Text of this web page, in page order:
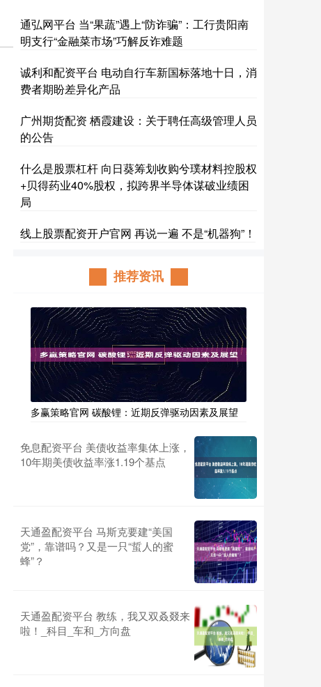
通弘网平台 当“果蔬”遇上“防诈骗”：工行贵阳南
明支行“金融菜市场”巧解反诈难题
诚利和配资平台 电动自行车新国标落地十日，消
费者期盼差异化产品
广州期货配资 栖霞建设：关于聘任高级管理人员
的公告
什么是股票杠杆 向日葵筹划收购兮璞材料控股权
+贝得药业40%股权，拟跨界半导体谋破业绩困
局
线上股票配资开户官网 再说一遍 不是“机器狗”！
推荐资讯
多赢策略官网 碳酸锂：近期反弹驱动因素及展望
免息配资平台 美债收益率集体上涨，
10年期美债收益率涨1.19个基点
天通盈配资平台 马斯克要建“美国
党”，靠谱吗？又是一只“蜇人的蜜
蜂”？
天通盈配资平台 教练，我又双叒叕来
啦！_科目_车和_方向盘